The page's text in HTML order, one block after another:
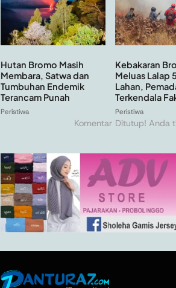
Hutan Bromo Masih
Membara, Satwa dan
Tumbuhan Endemik
Terancam Punah
Peristiwa
Kebakaran
Meluas Lalap
Lahan,
Terkendala
Peristiwa
Komentar Ditutup! Anda